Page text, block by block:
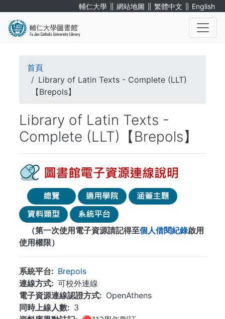
輔仁大學 ∥ 網站地圖 ∥ 繁體中文 ∥ English
導
航
結
首頁
Library of Latin Texts - Complete (LLT)
【Brepols】
Library of Latin Texts -
Complete (LLT)【Brepols】
（第一次使用電子資源請記得至個人借閱紀錄啟用
使用權限）
系統平台
Brepols
連線方式
可校外連線
電子資源連線認證方式
OpenAthens
同時上線人數
3